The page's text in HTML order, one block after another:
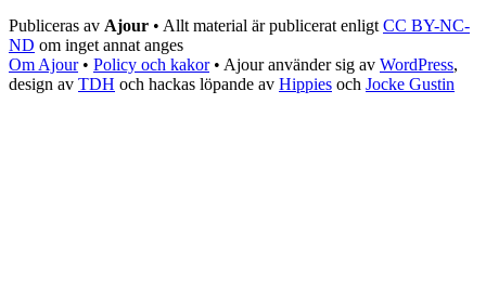
Publiceras av Ajour • Allt material är publicerat enligtCC BY-NC-
ND om inget annat anges
Om Ajour• Policy och kakor• Ajour använder sig av WordPress,
design av TDH och hackas löpande av Hippies och Jocke Gustin